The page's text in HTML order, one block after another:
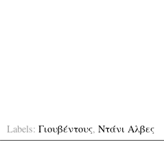
Labels: Γιουβέντους, Ντάνι Αλβες